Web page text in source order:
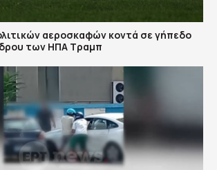
αεροσκαφών κοντά σε γήπεδο
των ΗΠΑ Τραμπ